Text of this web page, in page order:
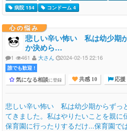
病院 154
コンドーム 4
心の悩み
悲しい辛い怖い 私は幼少期
か決めら…
1 461 大さん 2024-02-15 22:16
誰でも歓迎 !
気になる相談に登録 共感 10 応援
悲しい辛い怖い 私は幼少期からずっ
てきました。私はやりたいことを親に
保育園に行ったりするだけ...保育園で